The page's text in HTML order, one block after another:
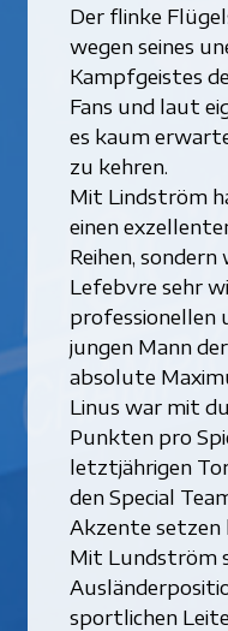
Der flinke
wegen seines
Kampfgeistes
Fans und laut
es kaum
zu kehren.
Mit Lindström
einen
Reihen, sondern
Lefebvre sehr
professionellen
jungen Mann
absolute
Linus war mit
Punkten pro
letztjährigen
den Special
Akzente setzen
Mit Lundström
sportlichen